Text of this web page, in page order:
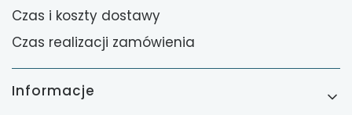
Czas i koszty dostawy
Czas realizacji zamówienia
Informacje